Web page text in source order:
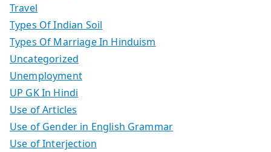
Travel
Types Of Indian Soil
Types Of Marriage In Hinduism
Uncategorized
Unemployment
UP GK In Hindi
Use of Articles
Use of Gender in English Grammar
Use of Interjection